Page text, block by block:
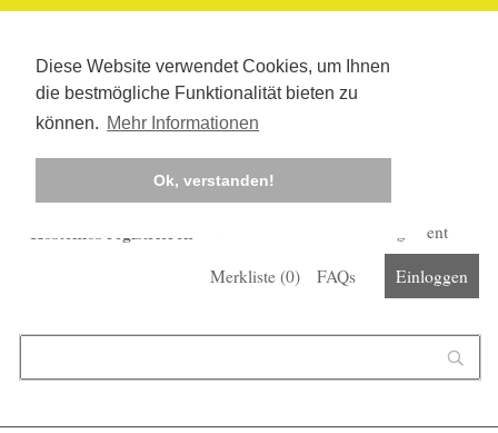
Diese Website verwendet Cookies, um Ihnen
die bestmögliche Funktionalität bieten zu
können. Mehr Informationen
Ok, verstanden!
Kostenlos registrieren
Corona-Management
Merkliste (0) FAQs Einloggen